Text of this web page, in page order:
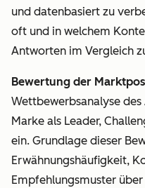
und datenbasiert zu
oft und in welchem
Antworten im Vergleich
Bewertung der
Wettbewerbsanalyse
Marke als Leader,
ein. Grundlage dieser
Erwähnungshäufigkeit,
Empfehlungsmuster